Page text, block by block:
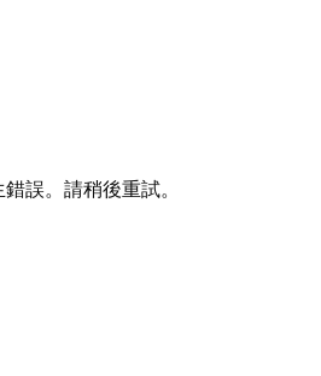
誤。請稍後重試。